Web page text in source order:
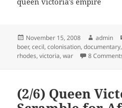
Posted
on
November 15, 2008 Author
admin
boer,cecil,colonisation,documentary
rhodes,victoria,war 8
(2/6) Queen